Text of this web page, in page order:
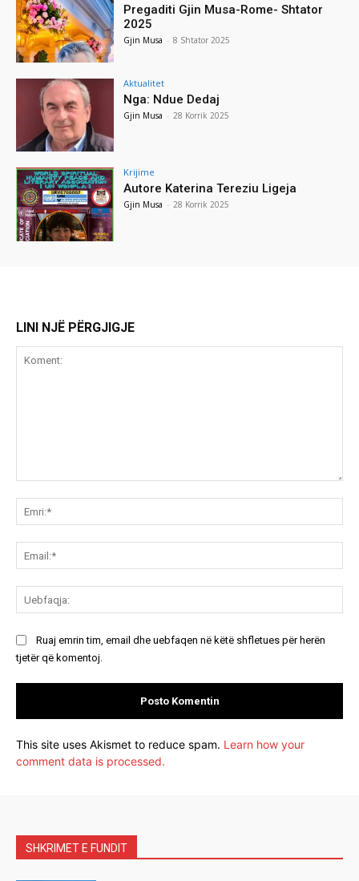
Pregaditi Gjin Musa-Rome- Shtator
2025
Gjin Musa - 8 Shtator 2025
Aktualitet
Nga: Ndue Dedaj
Gjin Musa - 28 Korrik 2025
Krijime
Autore Katerina Tereziu Ligeja
Gjin Musa - 28 Korrik 2025
LINI NJË PËRGJIGJE
Ruaj emrin tim, email dhe uebfaqen në këtë shfletues për herën
tjetër që komentoj.
This site uses Akismet to reduce spam. Learn how your
comment data is processed.
SHKRIMET E FUNDIT